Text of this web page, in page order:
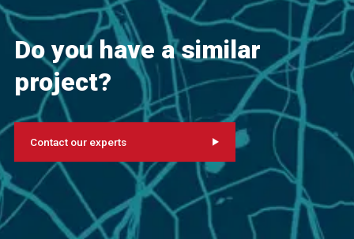
Do you have a similar
project?
Contact our experts